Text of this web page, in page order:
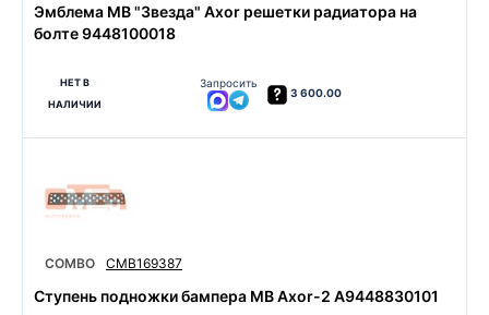
Эмблема MB "Звезда" Axor решетки радиатора на
болте 9448100018
НЕТ В
НАЛИЧИИ
Запросить
3 600.00
COMBO CMB169387
Ступень подножки бампера MB Axor-2 A9448830101